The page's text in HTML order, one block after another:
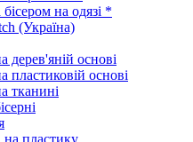
на одязі *
(Україна)
дерев'яній основі
пластиковій основі
тканині
пластику